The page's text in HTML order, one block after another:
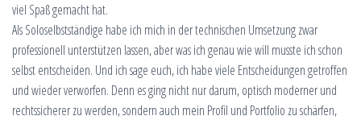
H
A
L
T
E
viel Spaß gemacht hat.
Als Soloselbstständige habe ich mich in der technischen Umsetzung zwar
professionell unterstützen lassen, aber was ich genau wie will musste ich schon
selbst entscheiden. Und ich sage euch, ich habe viele Entscheidungen getroffen
und wieder verworfen. Denn es ging nicht nur darum, optisch moderner und
rechtssicherer zu werden, sondern auch mein Profil und Portfolio zu schärfen,